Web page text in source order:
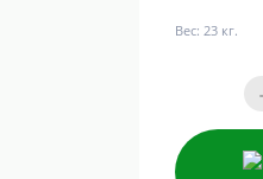
Вес: 23 кг.
-